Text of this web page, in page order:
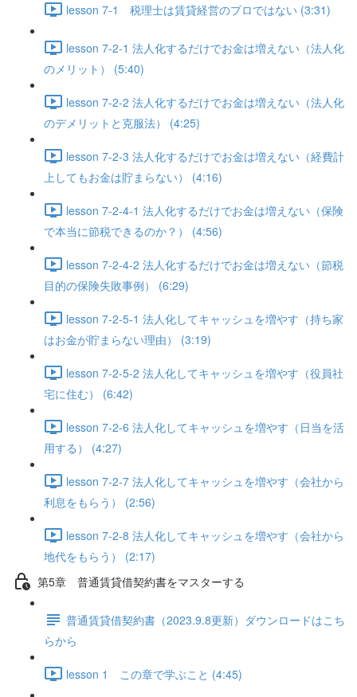
lesson 7-1 税理士は賃貸経営のプロではない (3:31)
lesson 7-2-1 法人化するだけでお金は増えない（法人化
のメリット） (5:40)
lesson 7-2-2 法人化するだけでお金は増えない（法人化
のデメリットと克服法） (4:25)
lesson 7-2-3 法人化するだけでお金は増えない（経費計
上してもお金は貯まらない） (4:16)
lesson 7-2-4-1 法人化するだけでお金は増えない（保険
で本当に節税できるのか？） (4:56)
lesson 7-2-4-2 法人化するだけでお金は増えない（節税
目的の保険失敗事例） (6:29)
lesson 7-2-5-1 法人化してキャッシュを増やす（持ち家
はお金が貯まらない理由） (3:19)
lesson 7-2-5-2 法人化してキャッシュを増やす（役員社
宅に住む） (6:42)
lesson 7-2-6 法人化してキャッシュを増やす（日当を活
用する） (4:27)
lesson 7-2-7 法人化してキャッシュを増やす（会社から
利息をもらう） (2:56)
lesson 7-2-8 法人化してキャッシュを増やす（会社から
地代をもらう） (2:17)
第5章 普通賃貸借契約書をマスターする
普通賃貸借契約書（2023.9.8更新）ダウンロードはこち
らから
lesson 1 この章で学ぶこと (4:45)